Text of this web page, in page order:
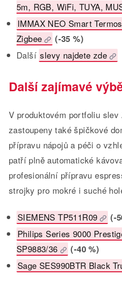
5m, RGB, WiFi, TUYA,
IMMAX NEO Smart
Zigbee
(-35 %)
Další slevy najdete zde
Další zajímavé
V produktovém portfoliu
zastoupeny také špičkové
přípravu nápojů a péči o
patří plně automatické
profesionální přípravu
strojky pro mokré i suché
SIEMENS TP511R09 (-
Philips Series 9000
SP9883/36
(-40 %)
Sage SES990BTR Black